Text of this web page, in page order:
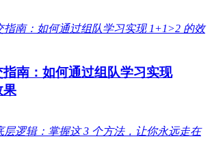
南：如何通过组队学习实现
果